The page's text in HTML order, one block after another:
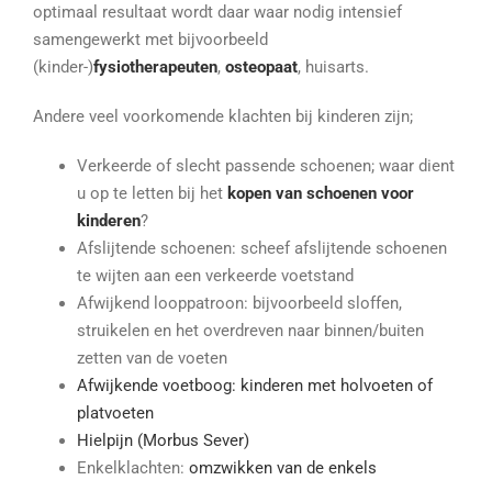
optimaal resultaat wordt daar waar nodig intensief
samengewerkt met bijvoorbeeld
(kinder-)fysiotherapeuten, osteopaat, huisarts.
Andere veel voorkomende klachten bij kinderen zijn;
Verkeerde of slecht passende schoenen; waar dient
u op te letten bij het kopen van schoenen voor
kinderen?
Afslijtende schoenen: scheef afslijtende schoenen
te wijten aan een verkeerde voetstand
Afwijkend looppatroon: bijvoorbeeld sloffen,
struikelen en het overdreven naar binnen/buiten
zetten van de voeten
Afwijkende voetboog: kinderen met holvoeten of
platvoeten
Hielpijn (Morbus Sever)
Enkelklachten: omzwikken van de enkels